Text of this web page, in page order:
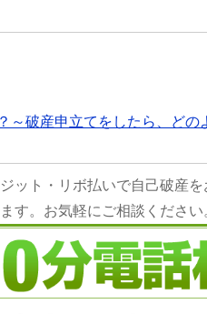
～破産申立てをしたら、どの
ット・リボ払いで自己破産
す。お気軽にご相談ください
らこちらで